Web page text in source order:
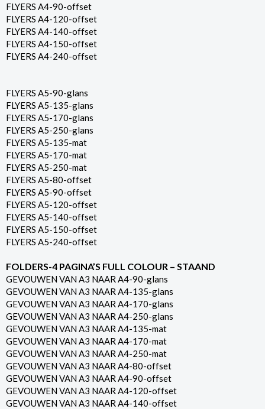
FLYERS A4-90-offset
FLYERS A4-120-offset
FLYERS A4-140-offset
FLYERS A4-150-offset
FLYERS A4-240-offset
FLYERS A5-90-glans
FLYERS A5-135-glans
FLYERS A5-170-glans
FLYERS A5-250-glans
FLYERS A5-135-mat
FLYERS A5-170-mat
FLYERS A5-250-mat
FLYERS A5-80-offset
FLYERS A5-90-offset
FLYERS A5-120-offset
FLYERS A5-140-offset
FLYERS A5-150-offset
FLYERS A5-240-offset
FOLDERS-4 PAGINA’S FULL COLOUR – STAAND
GEVOUWEN VAN A3 NAAR A4-90-glans
GEVOUWEN VAN A3 NAAR A4-135-glans
GEVOUWEN VAN A3 NAAR A4-170-glans
GEVOUWEN VAN A3 NAAR A4-250-glans
GEVOUWEN VAN A3 NAAR A4-135-mat
GEVOUWEN VAN A3 NAAR A4-170-mat
GEVOUWEN VAN A3 NAAR A4-250-mat
GEVOUWEN VAN A3 NAAR A4-80-offset
GEVOUWEN VAN A3 NAAR A4-90-offset
GEVOUWEN VAN A3 NAAR A4-120-offset
GEVOUWEN VAN A3 NAAR A4-140-offset